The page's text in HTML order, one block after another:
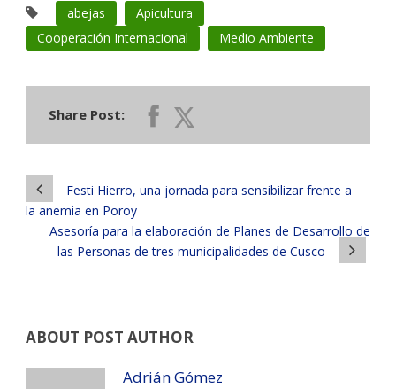
abejas
Apicultura
Cooperación Internacional
Medio Ambiente
Share Post:
Festi Hierro, una jornada para sensibilizar frente a
la anemia en Poroy
Asesoría para la elaboración de Planes de Desarrollo de
las Personas de tres municipalidades de Cusco
ABOUT POST AUTHOR
Adrián Gómez